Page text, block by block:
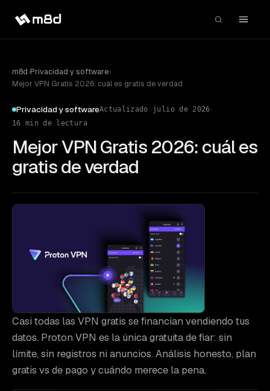
m8d›Privacidad y software›
Mejor VPN Gratis 2026: cuál es gratis de verdad
Privacidad y softwareActualizado julio de 2026·
16 min de lectura
Mejor VPN Gratis 2026: cuál es
gratis de verdad
Casi todas las VPN gratis se financian vendiendo tus
datos. Proton VPN es la única gratuita de fiar: sin
límite, sin registros ni anuncios. Análisis honesto, plan
gratis vs de pago y cuándo merece la pena.